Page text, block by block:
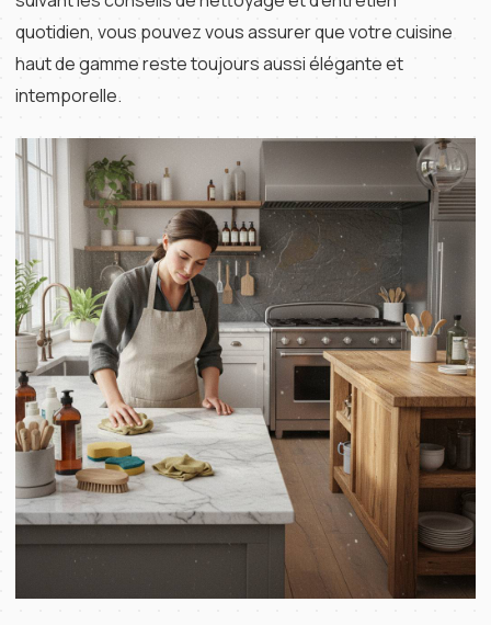
quotidien, vous pouvez vous assurer que votre cuisine
haut de gamme reste toujours aussi élégante et
intemporelle.